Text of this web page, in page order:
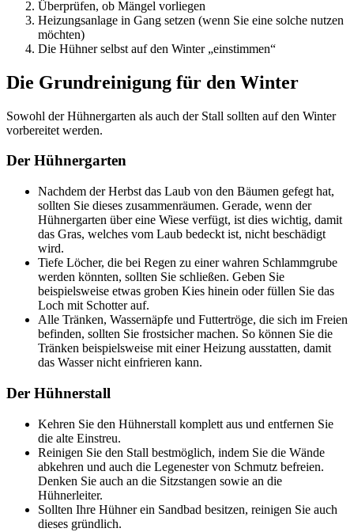
Überprüfen, ob Mängel vorliegen
Heizungsanlage in Gang setzen (wenn Sie eine solche nutzen
möchten)
Die Hühner selbst auf den Winter „einstimmen“
Die Grundreinigung für den Winter
Sowohl der Hühnergarten als auch der Stall sollten auf den Winter
vorbereitet werden.
Der Hühnergarten
Nachdem der Herbst das Laub von den Bäumen gefegt hat,
sollten Sie dieses zusammenräumen. Gerade, wenn der
Hühnergarten über eine Wiese verfügt, ist dies wichtig, damit
das Gras, welches vom Laub bedeckt ist, nicht beschädigt
wird.
Tiefe Löcher, die bei Regen zu einer wahren Schlammgrube
werden könnten, sollten Sie schließen. Geben Sie
beispielsweise etwas groben Kies hinein oder füllen Sie das
Loch mit Schotter auf.
Alle Tränken, Wassernäpfe und Futtertröge, die sich im Freien
befinden, sollten Sie frostsicher machen. So können Sie die
Tränken beispielsweise mit einer Heizung ausstatten, damit
das Wasser nicht einfrieren kann.
Der Hühnerstall
Kehren Sie den Hühnerstall komplett aus und entfernen Sie
die alte Einstreu.
Reinigen Sie den Stall bestmöglich, indem Sie die Wände
abkehren und auch die Legenester von Schmutz befreien.
Denken Sie auch an die Sitzstangen sowie an die
Hühnerleiter.
Sollten Ihre Hühner ein Sandbad besitzen, reinigen Sie auch
dieses gründlich.